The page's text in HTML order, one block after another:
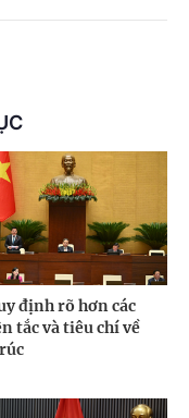
định rõ hơn các
tắc và tiêu chí về